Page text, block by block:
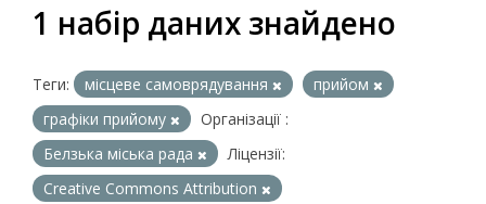
1 набір даних знайдено
Теги: місцеве самоврядування
прийом
графіки прийому
Організації :
Белзька міська рада
Ліцензії:
Creative Commons Attribution